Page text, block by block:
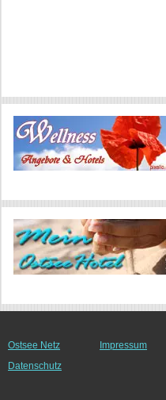
Ostsee Netz Impressum
Datenschutz